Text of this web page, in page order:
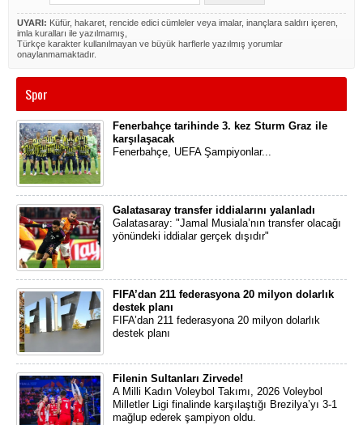
UYARI: Küfür, hakaret, rencide edici cümleler veya imalar, inançlara saldırı içeren,
imla kuralları ile yazılmamış,
Türkçe karakter kullanılmayan ve büyük harflerle yazılmış yorumlar
onaylanmamaktadır.
Spor
Fenerbahçe tarihinde 3. kez Sturm Graz ile
karşılaşacak
Fenerbahçe, UEFA Şampiyonlar...
Galatasaray transfer iddialarını yalanladı
Galatasaray: "Jamal Musiala’nın transfer olacağı
yönündeki iddialar gerçek dışıdır"
FIFA’dan 211 federasyona 20 milyon dolarlık
destek planı
FIFA’dan 211 federasyona 20 milyon dolarlık
destek planı
Filenin Sultanları Zirvede!
A Milli Kadın Voleybol Takımı, 2026 Voleybol
Milletler Ligi finalinde karşılaştığı Brezilya’yı 3-1
mağlup ederek şampiyon oldu.